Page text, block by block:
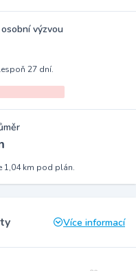
výzvou
27 dní.
1,04 km pod plán.
Více informací